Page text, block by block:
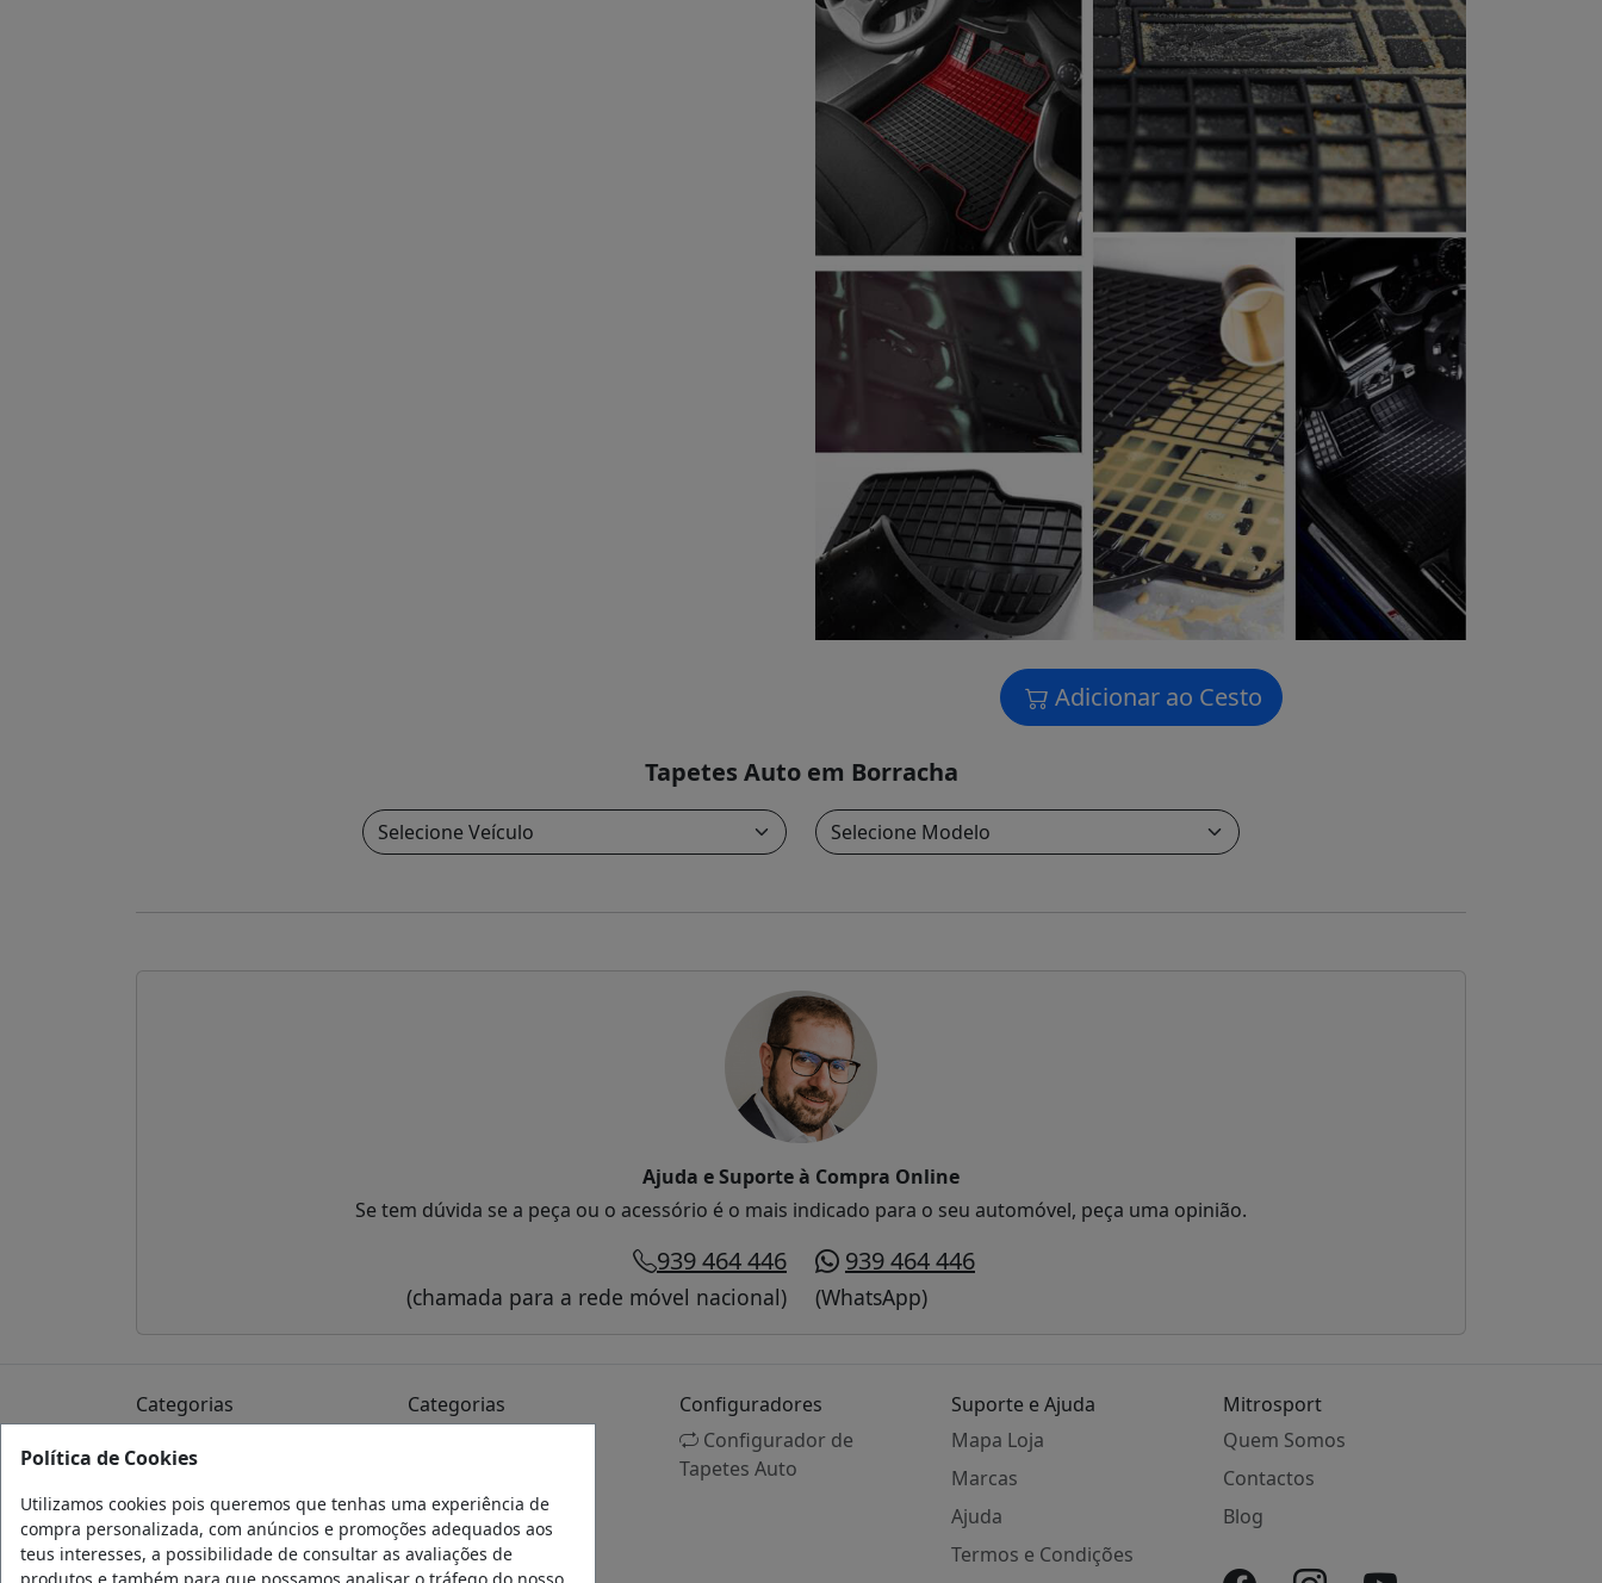
Adicionar ao Cesto
Tapetes Auto em Borracha
Ajuda e Suporte à Compra Online
Se tem dúvida se a peça ou o acessório é o mais indicado para o seu automóvel, peça uma opinião.
939 464 446
(chamada para a rede móvel nacional)
939 464 446
(WhatsApp)
Categorias
Acessórios Interior
Acessórios Carros
Categorias
Jantes
Peças
Configuradores
Configurador de
Tapetes Auto
Suporte e Ajuda
Mapa Loja
Marcas
Ajuda
Termos e Condições
Mitrosport
Quem Somos
Contactos
Blog
Política de Cookies
Utilizamos cookies pois queremos que tenhas uma experiência de
compra personalizada, com anúncios e promoções adequados aos
teus interesses, a possibilidade de consultar as avaliações de